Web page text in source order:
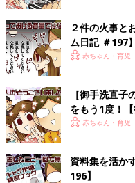
が止まらない育児日記」「
記」（ベネッセコーポレー
数話限定公開中。
御手洗直子twitter： ＠
２件の火事と
ム日記 ＃197】
赤ちゃん・育児
［御手洗直
をもう1度！
赤ちゃん・育児
資料集を活か
196】